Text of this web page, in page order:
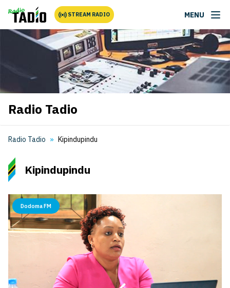
STREAM RADIO MENU
Radio Tadio
Radio Tadio Kipindupindu
Kipindupindu
Dodoma FM